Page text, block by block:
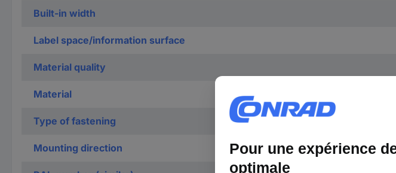
Built-in width
Label space/information surface
Material quality
Material
Type of fastening
Mounting direction